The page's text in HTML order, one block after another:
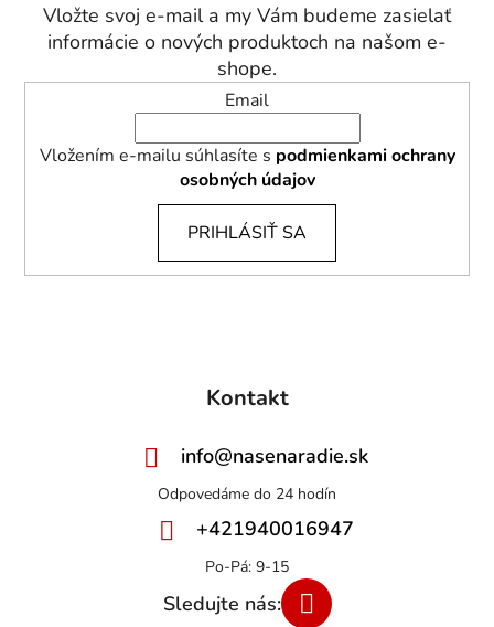
Vložte svoj e-mail a my Vám budeme zasielať
informácie o nových produktoch na našom e-
shope.
Email
Vložením e-mailu súhlasíte s podmienkami ochrany
osobných údajov
PRIHLÁSIŤ SA
Kontakt
info@nasenaradie.sk
+421940016947